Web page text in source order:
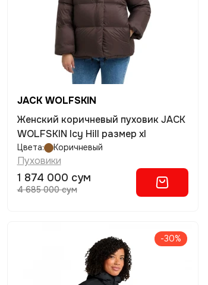
JACK WOLFSKIN
Женский коричневый пуховик JACK
WOLFSKIN Icy Hill размер xl
Цвета: Коричневый
Пуховики
1 874 000 сум
4 685 000 сум
-30%